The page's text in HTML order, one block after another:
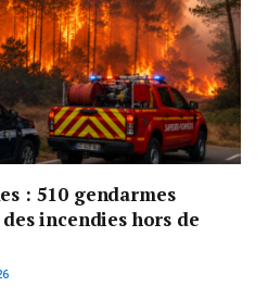
: 510 gendarmes
incendies hors de